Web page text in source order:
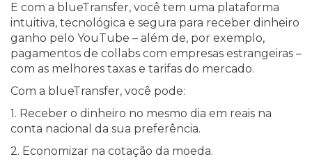
E com a blueTransfer, você tem uma plataforma
intuitiva, tecnológica e segura para receber dinheiro
ganho pelo YouTube – além de, por exemplo,
pagamentos de collabs com empresas estrangeiras –
com as melhores taxas e tarifas do mercado.
Com a blueTransfer, você pode:
1. Receber o dinheiro no mesmo dia em reais na
conta nacional da sua preferência.
2. Economizar na cotação da moeda.